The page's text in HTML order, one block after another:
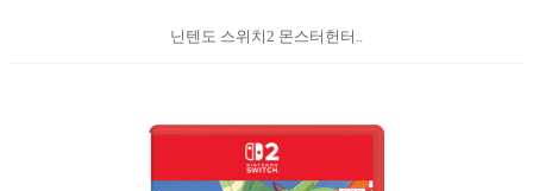
닌텐도 스위치2 몬스터헌터..